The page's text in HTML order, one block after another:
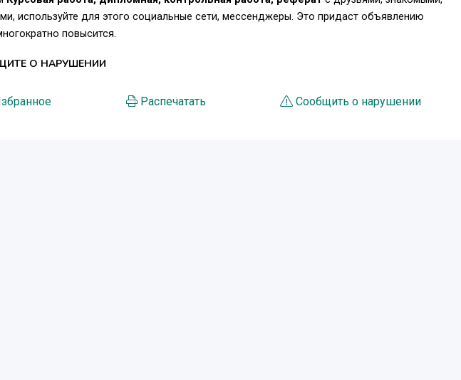
используйте для этого социальные сети, мессенджеры. Это придаст объявлению
повысится.
О НАРУШЕНИИ
Распечатать Сообщить о нарушении